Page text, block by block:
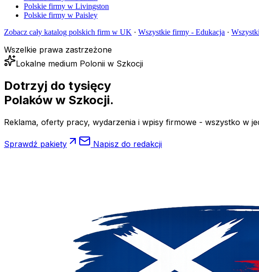
Polskie firmy w Livingston
Polskie firmy w Paisley
Zobacz cały katalog polskich firm w UK · Wszystkie firmy - Edukacja ·
Wszelkie prawa zastrzeżone
Lokalne medium Polonii w Szkocji
Dotrzyj do tysięcy
Polaków w Szkocji.
Reklama, oferty pracy, wydarzenia i wpisy firmowe - wszystko w
Sprawdź pakiety Napisz do redakcji